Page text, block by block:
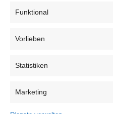
Funktional
Vorlieben
Statistiken
Marketing